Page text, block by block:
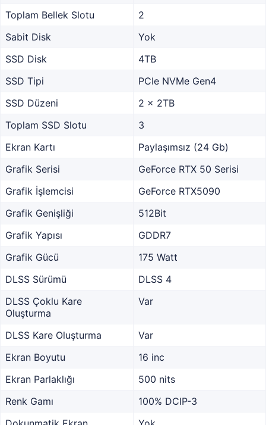
Toplam Bellek Slotu
2
Sabit Disk
Yok
SSD Disk
4TB
SSD Tipi
PCIe NVMe Gen4
SSD Düzeni
2 x 2TB
Toplam SSD Slotu
3
Ekran Kartı
Paylaşımsız (24 Gb)
Grafik Serisi
GeForce RTX 50 Serisi
Grafik İşlemcisi
GeForce RTX5090
Grafik Genişliği
512Bit
Grafik Yapısı
GDDR7
Grafik Gücü
175 Watt
DLSS Sürümü
DLSS 4
DLSS Çoklu Kare
Oluşturma
Var
DLSS Kare Oluşturma
Var
Ekran Boyutu
16 inc
Ekran Parlaklığı
500 nits
Renk Gamı
100% DCIP-3